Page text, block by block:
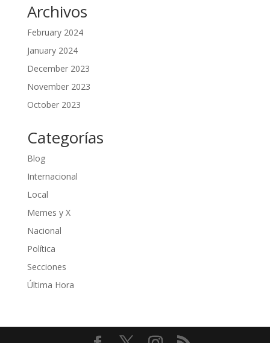
Archivos
February 2024
January 2024
December 2023
November 2023
October 2023
Categorías
Blog
Internacional
Local
Memes y X
Nacional
Política
Secciones
Última Hora